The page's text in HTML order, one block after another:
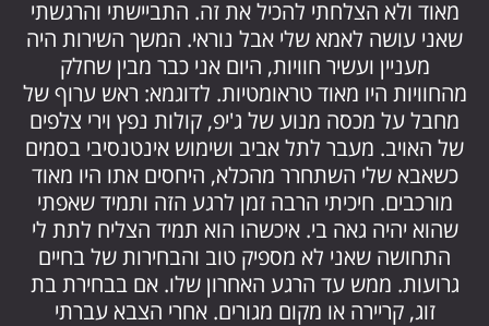
מאוד ולא הצלחתי להכיל את זה. התביישתי והרגשתי
שאני עושה לאמא שלי אבל נוראי. המשך השירות היה
מעניין ועשיר חוויות, היום אני כבר מבין שחלק
מהחוויות היו מאוד טראומטיות. לדוגמא: ראש ערוף של
מחבל על מכסה מנוע של ג'יפ, קולות נפץ וירי צלפים
של האויב. מעבר לתל אביב ושימוש אינטנסיבי בסמים
כשאבא שלי השתחרר מהכלא, היחסים אתו היו מאוד
מורכבים. חיכיתי הרבה זמן לרגע הזה ותמיד שאפתי
שהוא יהיה גאה בי. איכשהו הוא תמיד הצליח לתת לי
התחושה שאני לא מספיק טוב והבחירות של בחיים
גרועות. ממש עד הרגע האחרון שלו. אם בבחירת בת
זוג, קריירה או מקום מגורים. אחרי הצבא עברתי